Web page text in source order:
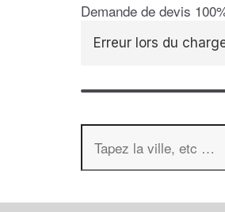
Demande de devis
Erreur lors du